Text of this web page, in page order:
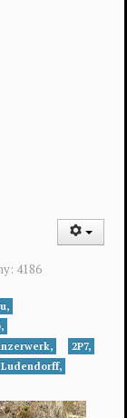
4186
2P7,
Ludendorff,